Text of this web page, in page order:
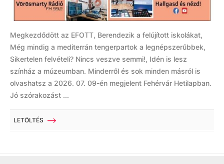
Megkezdődött az EFOTT, Berendezik a felújított iskolákat,
Még mindig a mediterrán tengerpartok a legnépszerűbbek,
Sikertelen felvételi? Nincs veszve semmi!, Idén is lesz
színház a múzeumban. Minderről és sok minden másról is
olvashatsz a 2026. 07. 09-én megjelent Fehérvár Hetilapban.
Jó szórakozást ...
LETÖLTÉS